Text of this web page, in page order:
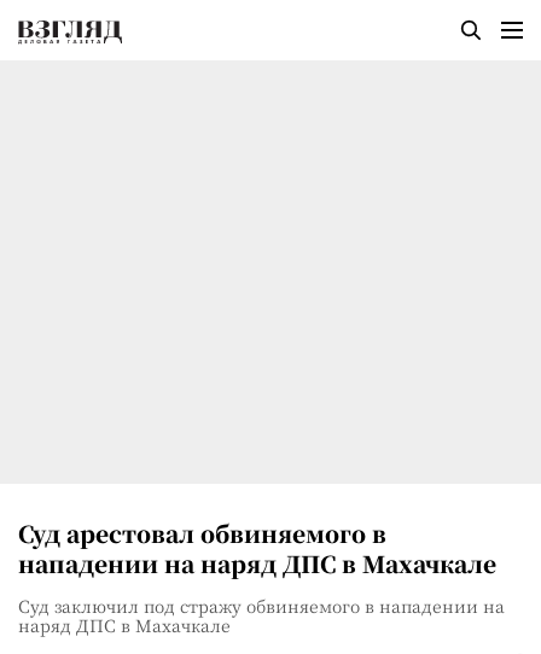
Суд арестовал обвиняемого в
нападении на наряд ДПС в Махачкале
Суд заключил под стражу обвиняемого в нападении на
наряд ДПС в Махачкале